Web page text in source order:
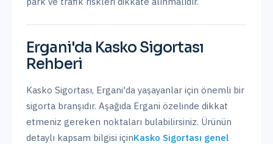
Ergani'da Kasko Sigortası
Rehberi
Kasko Sigortası, Ergani'da yaşayanlar için önemli bir
sigorta branşıdır. Aşağıda Ergani özelinde dikkat
etmeniz gereken noktaları bulabilirsiniz. Ürünün
detaylı kapsam bilgisi içinKasko Sigortası genel